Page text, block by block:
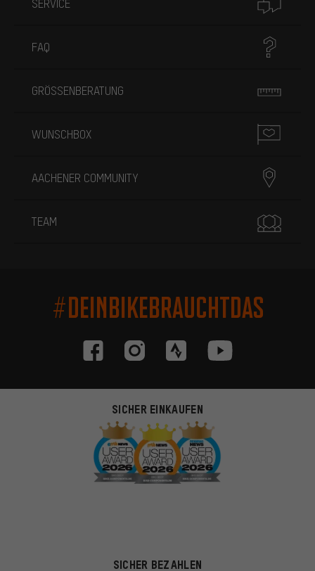
SERVICE
FAQ
GRÖSSENBERATUNG
WUNSCHBOX
AACHENER COMMUNITY
TEAM
#DEINBIKEBRAUCHTDAS
SICHER EINKAUFEN
SICHER BEZAHLEN